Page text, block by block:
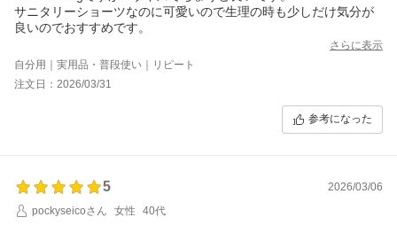
サニタリーショーツなのに可愛いので生理の時も少しだけ気分が
良いのでおすすめです。
さらに表示
自分用｜実用品・普段使い｜リピート
注文日：2026/03/31
参考になった
5
2026/03/06
pockyseicoさん
女性
40代